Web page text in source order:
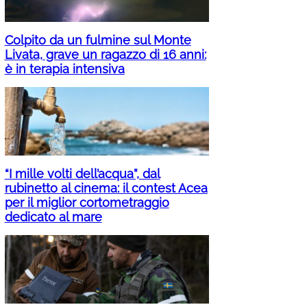
Colpito da un fulmine sul Monte
Livata, grave un ragazzo di 16 anni:
è in terapia intensiva
“I mille volti dell’acqua”, dal
rubinetto al cinema: il contest Acea
per il miglior cortometraggio
dedicato al mare